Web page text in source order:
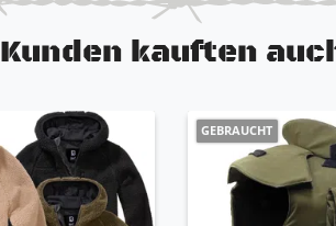
Kunden kauften
GEBRAUCHT